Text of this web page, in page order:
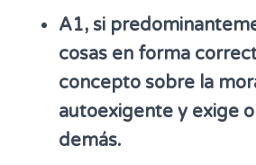
A1, si
cosas en forma
concepto sobre la
autoexigente y exige
demás.